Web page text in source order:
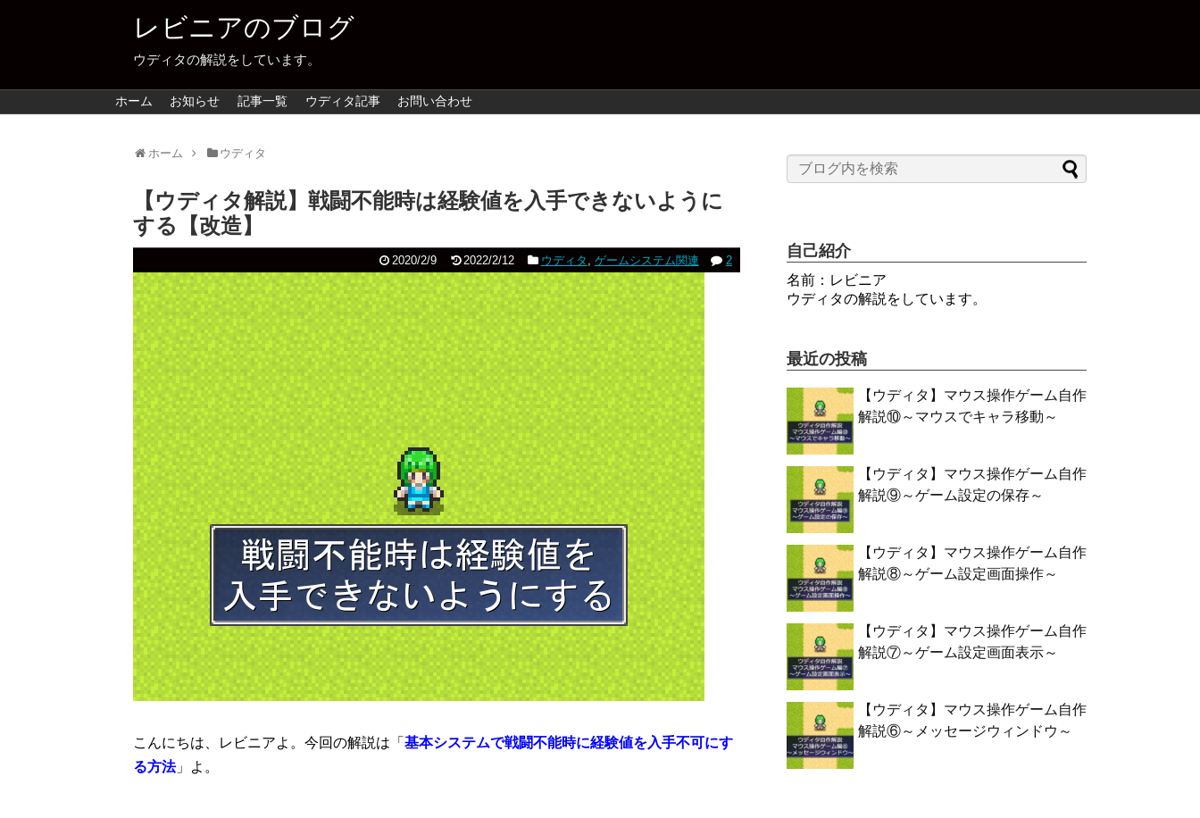
レビニアのブログ
ウディタの解説をしています。
ホーム お知らせ 記事一覧 ウディタ記事 お問い合わせ
ホーム ウディタ
【ウディタ解説】戦闘不能時は経験値を入手できないように
する【改造】
2020/2/9 2022/2/12 ウディタ , ゲームシステム関連 2
こんにちは、レビニアよ。今回の解説は「 基本システムで戦闘不能時に経験値を入手不可にす
る方法」よ。
自己紹介
名前：レビニア
ウディタの解説をしています。
最近の投稿
【ウディタ】マウス操作ゲーム自作
解説⑩～マウスでキャラ移動～
【ウディタ】マウス操作ゲーム自作
解説⑨～ゲーム設定の保存～
【ウディタ】マウス操作ゲーム自作
解説⑧～ゲーム設定画面操作～
【ウディタ】マウス操作ゲーム自作
解説⑦～ゲーム設定画面表示～
【ウディタ】マウス操作ゲーム自作
解説⑥～メッセージウィンドウ～